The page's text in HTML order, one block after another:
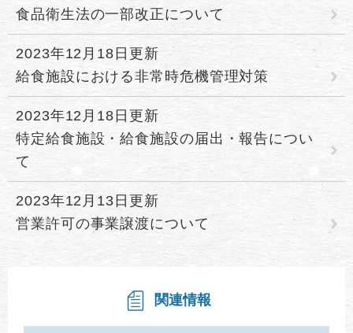
食品衛生法の一部改正について
2023年12月18日更新
給食施設における非常時危機管理対策
2023年12月18日更新
特定給食施設・給食施設の届出・報告につい
て
2023年12月13日更新
営業許可の事業譲渡について
関連情報